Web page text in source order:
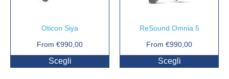
Oticon Siya
From €990,00
Scegli
ReSound Omnia 5
From €990,00
Scegli